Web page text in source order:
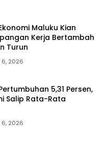
Maluku Kian
Kerja Bertambah
Turun
2026
5,31 Persen,
Salip Rata-Rata
2026